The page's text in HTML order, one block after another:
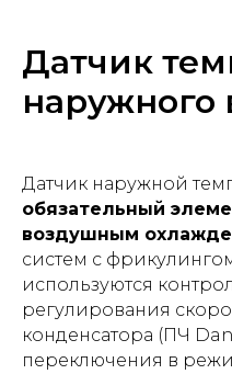
Датчик
наружного
Датчик наружной
обязательный
воздушным
систем с
используются
регулирования
конденсатора (ПЧ
переключения в